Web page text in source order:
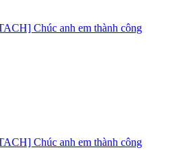
Chúc anh em thành công
Chúc anh em thành công